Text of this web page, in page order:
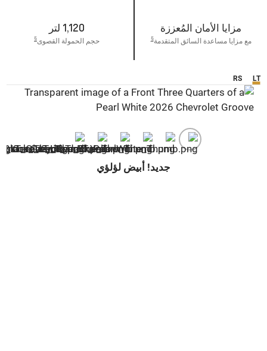
مزايا الأمان المُعززة
مع مزايا مساعدة السائق المتقدمة
1,120 لتر
حجم الحمولة القصوى
LT
RS
جديد! أبيض لؤلؤي